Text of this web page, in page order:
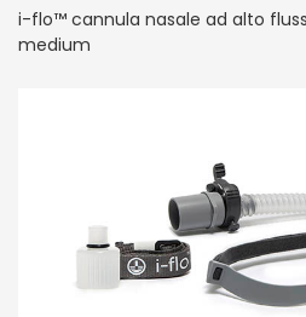
i-flo™ cannula nasale ad alto
medium